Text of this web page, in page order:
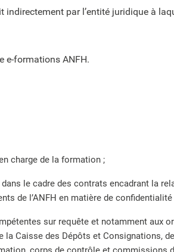
par l’entité juridique à
e-formations ANFH.
charge de la formation ;
le cadre des contrats encadrant la
de l’ANFH en matière de
sur requête et notamment aux
Caisse des Dépôts et Consignations,